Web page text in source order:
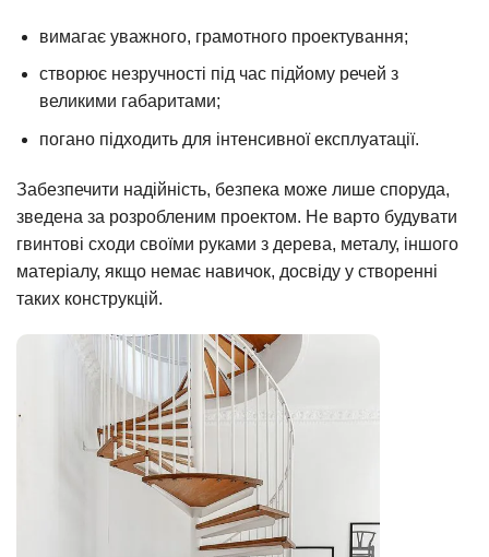
вимагає уважного, грамотного проектування;
створює незручності під час підйому речей з
великими габаритами;
погано підходить для інтенсивної експлуатації.
Забезпечити надійність, безпека може лише споруда,
зведена за розробленим проектом. Не варто будувати
гвинтові сходи своїми руками з дерева, металу, іншого
матеріалу, якщо немає навичок, досвіду у створенні
таких конструкцій.